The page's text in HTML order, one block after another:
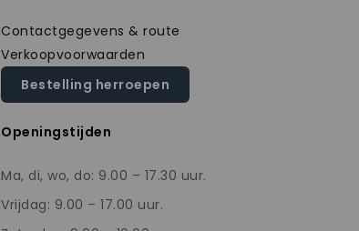
Contactgegevens & route
Verkoopvoorwaarden
Bestelling herroepen
Openingstijden
Ma, di, wo, do: 9.00 – 17.30 uur.
Vrijdag: 9.00 – 17.00 uur.